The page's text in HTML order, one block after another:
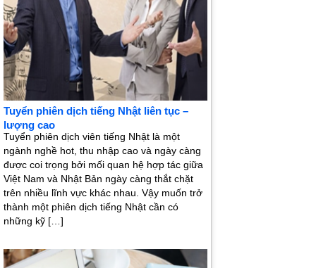
Tuyển phiên dịch tiếng Nhật liên tục –
lượng cao
Tuyển phiên dịch viên tiếng Nhật là một
ngành nghề hot, thu nhập cao và ngày càng
được coi trọng bởi mối quan hệ hợp tác giữa
Việt Nam và Nhật Bản ngày càng thắt chặt
trên nhiều lĩnh vực khác nhau. Vậy muốn trở
thành một phiên dịch tiếng Nhật cần có
những kỹ […]